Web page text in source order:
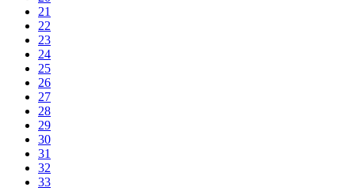
21
22
23
24
25
26
27
28
29
30
31
32
33